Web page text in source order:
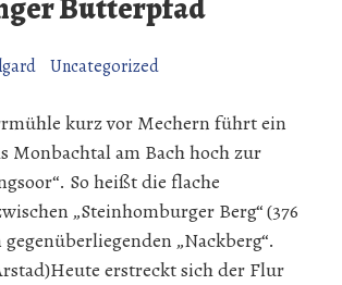
Butterpfad
Uncategorized
kurz vor Mechern führt ein
Monbachtal am Bach hoch zur
So heißt die flache
„Steinhomburger Berg“ (376
„Nackberg“.
erstreckt sich der Flur